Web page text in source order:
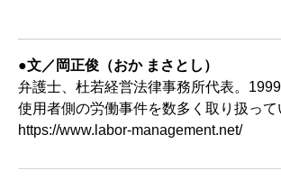
●文／岡正俊（おか まさとし）
弁護士、杜若経営法律事務所代表。
使用者側の労働事件を数多く取り扱っ
https://www.labor-management.net/